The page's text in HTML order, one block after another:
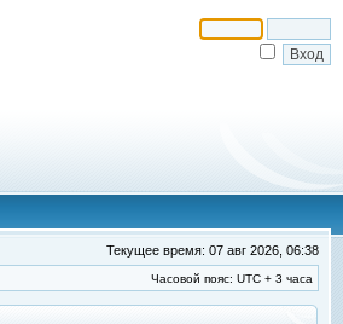
Текущее время: 07 авг 2026, 06:38
Часовой пояс: UTC + 3 часа